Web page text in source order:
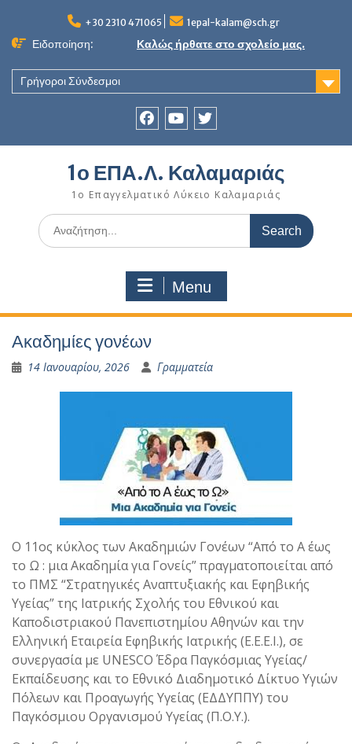
content
+30 2310 471065 1epal-kalam@sch.gr
Ειδοποίηση: Καλώς ήρθατε στο σχολείο μας.
Γρήγοροι Σύνδεσμοι
1ο ΕΠΑ.Λ. Καλαμαριάς
1ο Επαγγελματικό Λύκειο Καλαμαριάς
Search
for:
Menu
Ακαδημίες γονέων
14 Ιανουαρίου, 2026 Γραμματεία
Ο 11ος κύκλος των Ακαδημιών Γονέων “Από το Α έως
το Ω : μια Ακαδημία για Γονείς” πραγματοποιείται από
το ΠΜΣ “Στρατηγικές Αναπτυξιακής και Εφηβικής
Υγείας” της Ιατρικής Σχολής του Εθνικού και
Καποδιστριακού Πανεπιστημίου Αθηνών και την
Ελληνική Εταιρεία Εφηβικής Ιατρικής (Ε.Ε.Ε.Ι.), σε
συνεργασία με UNESCO Έδρα Παγκόσμιας Υγείας/
Εκπαίδευσης και το Εθνικό Διαδημοτικό Δίκτυο Υγιών
Πόλεων και Προαγωγής Υγείας (ΕΔΔΥΠΠΥ) του
Παγκόσμιου Οργανισμού Υγείας (Π.Ο.Υ.).